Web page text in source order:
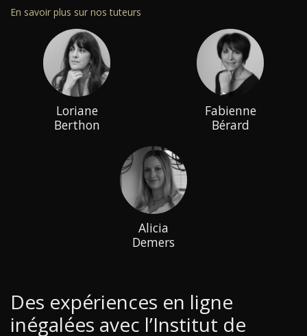
En savoir plus sur nos tuteurs
Loriane
Berthon
Fabienne
Bérard
Alicia
Demers
Des expériences en ligne
inégalées avec l’Institut de